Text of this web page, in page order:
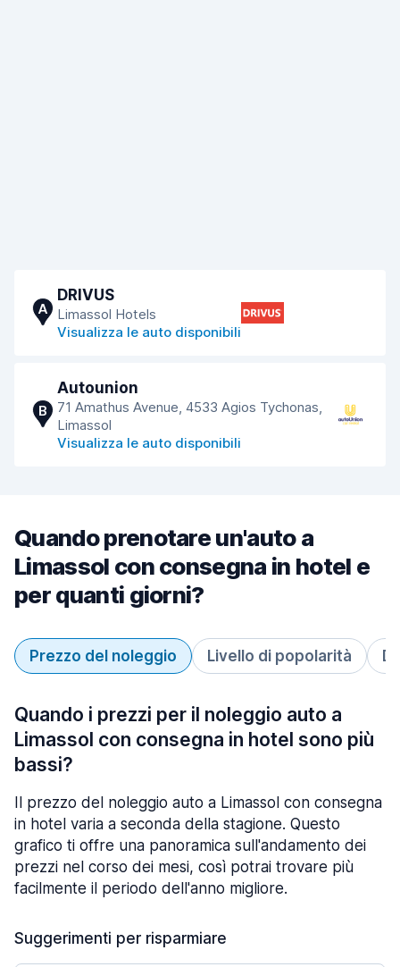
A
DRIVUS
Limassol Hotels
Visualizza le auto disponibili
B
Autounion
71 Amathus Avenue, 4533 Agios Tychonas,
Limassol
Visualizza le auto disponibili
Quando prenotare un'auto a
Limassol con consegna in hotel e
per quanti giorni?
Prezzo del noleggio Livello di popolarità
Quando i prezzi per il noleggio auto a
Limassol con consegna in hotel sono più
bassi?
Il prezzo del noleggio auto a Limassol con consegna
in hotel varia a seconda della stagione. Questo
grafico ti offre una panoramica sull'andamento dei
prezzi nel corso dei mesi, così potrai trovare più
facilmente il periodo dell'anno migliore.
Suggerimenti per risparmiare